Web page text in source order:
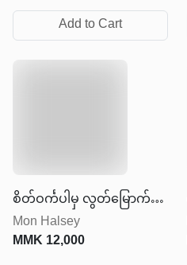
Add to Cart
စိတ်ဝင်္ကပါမှ လွတ်မြောက်
ခြင်း
Mon Halsey
MMK12,000